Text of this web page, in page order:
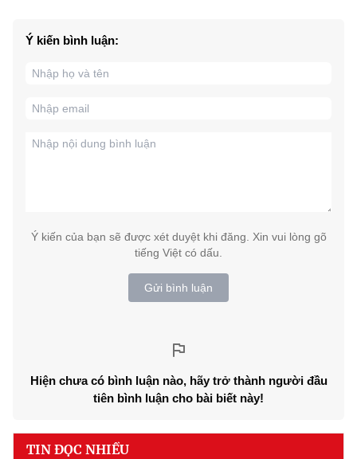
Ý kiến bình luận:
Ý kiến của bạn sẽ được xét duyệt khi đăng. Xin vui lòng gõ
tiếng Việt có dấu.
Gửi bình luận
Hiện chưa có bình luận nào, hãy trở thành người đầu
tiên bình luận cho bài biết này!
TIN ĐỌC NHIỀU